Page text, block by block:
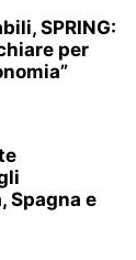
SPRING:
per
Spagna e